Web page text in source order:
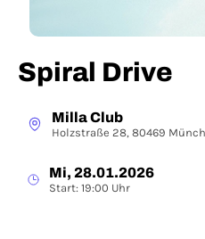
Spiral Drive
Milla Club
Holzstraße 28, 80469
Mi, 28.01.2026
Start: 19:00 Uhr